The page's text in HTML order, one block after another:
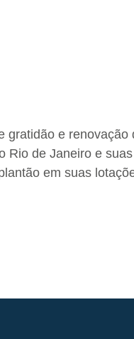
gratidão e renovação
Rio de Janeiro e suas
em suas